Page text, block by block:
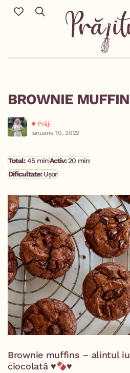
BROWNIE
Prăji
ianuarie 10, 2022
Total:45 minActiv:20 min
Dificultate:Ușor
Brownie muffins – alintul
ciocolată ♥️
♥️⁣